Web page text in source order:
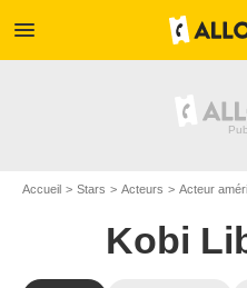
menu
Accueil Stars Acteurs Acteur
Kobi